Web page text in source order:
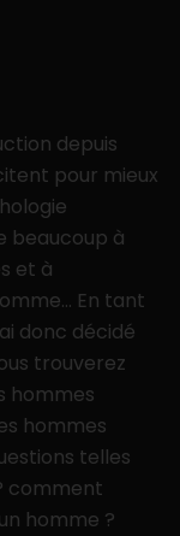
depuis
pour mieux
beaucoup à
et à
En tant
donc décidé
trouverez
hommes
hommes
telles
comment
homme ?